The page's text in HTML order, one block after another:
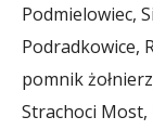
Podmielowiec,
Podradkowice,
pomnik
Strachoci Most,